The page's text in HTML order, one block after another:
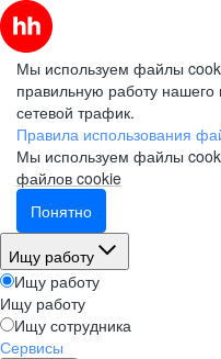
Мы используем файлы
правильную работу нашего
сетевой трафик.
Правила использования
Мы используем файлы
файлов cookie
Понятно
Ищу работу
Ищу работу
Ищу работу
Ищу сотрудника
Сервисы